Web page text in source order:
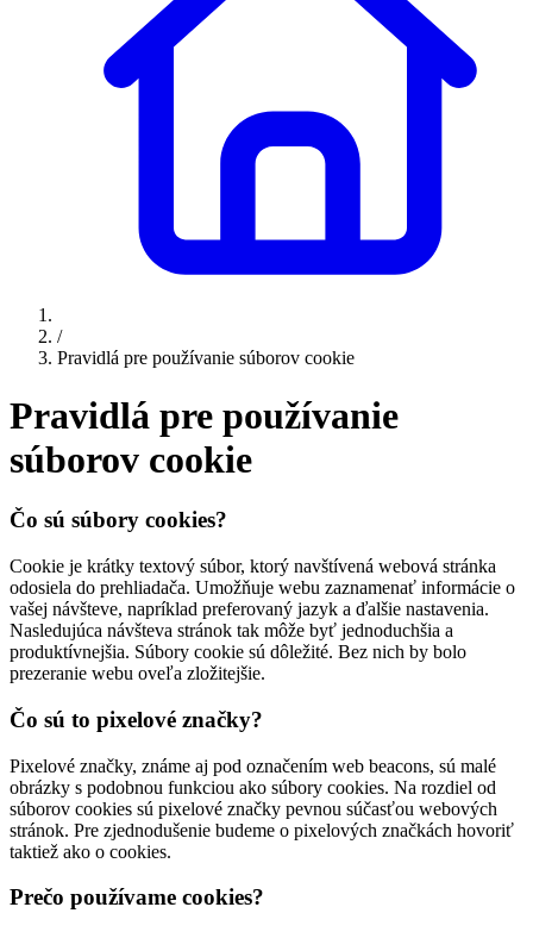
/
Pravidlá pre používanie súborov cookie
Pravidlá pre používanie
súborov cookie
Čo sú súbory cookies?
Cookie je krátky textový súbor, ktorý navštívená webová stránka
odosiela do prehliadača. Umožňuje webu zaznamenať informácie o
vašej návšteve, napríklad preferovaný jazyk a ďalšie nastavenia.
Nasledujúca návšteva stránok tak môže byť jednoduchšia a
produktívnejšia. Súbory cookie sú dôležité. Bez nich by bolo
prezeranie webu oveľa zložitejšie.
Čo sú to pixelové značky?
Pixelové značky, známe aj pod označením web beacons, sú malé
obrázky s podobnou funkciou ako súbory cookies. Na rozdiel od
súborov cookies sú pixelové značky pevnou súčasťou webových
stránok. Pre zjednodušenie budeme o pixelových značkách hovoriť
taktiež ako o cookies.
Prečo používame cookies?